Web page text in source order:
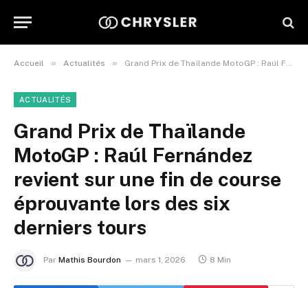
Accueil » Actualités » Grand Prix de Thaïlande MotoGP : Raúl Fernández revient sur une fin de course éprouvante lors des six derniers tours
ACTUALITÉS
Grand Prix de Thaïlande
MotoGP : Raúl Fernández
revient sur une fin de course
éprouvante lors des six
derniers tours
Par Mathis Bourdon mars 1, 2026 8 Min